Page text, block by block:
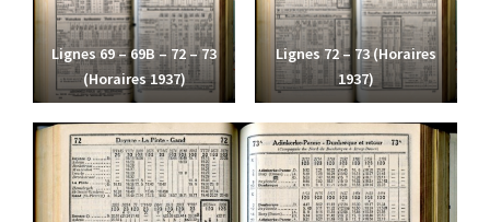
Lignes 69 – 69B – 72 – 73
(Horaires 1937)
Lignes 72 – 73 (Horaires
1937)